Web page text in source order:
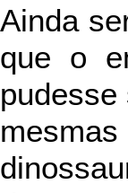
Ainda
que o